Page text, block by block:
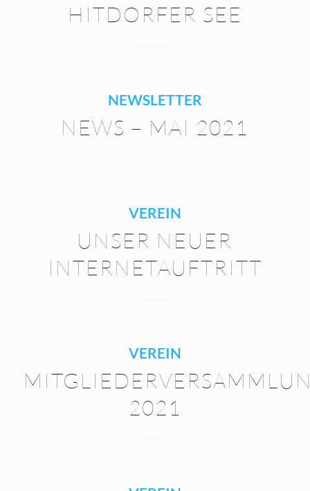
HITDORFER SEE
NEWSLETTER
NEWS – MAI 2021
VEREIN
UNSER NEUER
INTERNETAUFTRITT
VEREIN
2021